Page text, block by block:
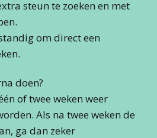
steun te zoeken en met
om direct een
doen?
of twee weken weer
Als na twee weken de
ga dan zeker